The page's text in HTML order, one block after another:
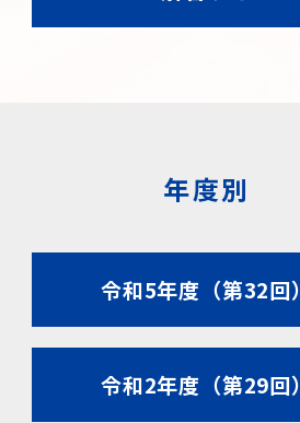
年度別
令和5年度（第32回）
令和2年度（第29回）